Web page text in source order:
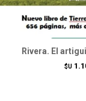
Rivera. El
$U